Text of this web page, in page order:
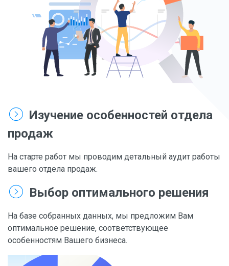
Изучение особенностей отдела
продаж
На старте работ мы проводим детальный аудит работы
вашего отдела продаж.
Выбор оптимального решения
На базе собранных данных, мы предложим Вам
оптимальное решение, соответствующее
особенностям Вашего бизнеса.